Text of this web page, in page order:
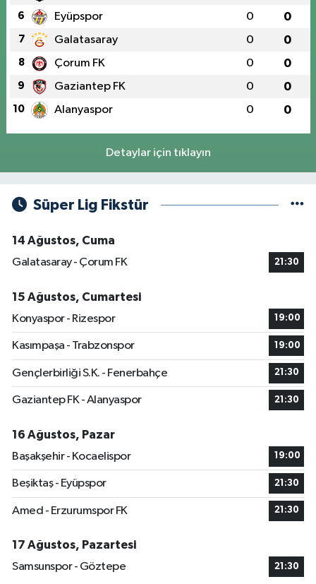
6 Eyüpspor 0 0
7 Galatasaray 0 0
8 Çorum FK 0 0
9 Gaziantep FK 0 0
10 Alanyaspor 0 0
Detaylar için tıklayın
Süper Lig Fikstür
14 Ağustos, Cuma
Galatasaray - Çorum FK
21:30
15 Ağustos, Cumartesi
Konyaspor - Rizespor
19:00
Kasımpaşa - Trabzonspor 19:00
Gençlerbirliği S.K. - Fenerbahçe 21:30
Gaziantep FK - Alanyaspor 21:30
16 Ağustos, Pazar
Başakşehir - Kocaelispor
19:00
Beşiktaş - Eyüpspor 21:30
Amed - Erzurumspor FK 21:30
17 Ağustos, Pazartesi
Samsunspor - Göztepe
21:30